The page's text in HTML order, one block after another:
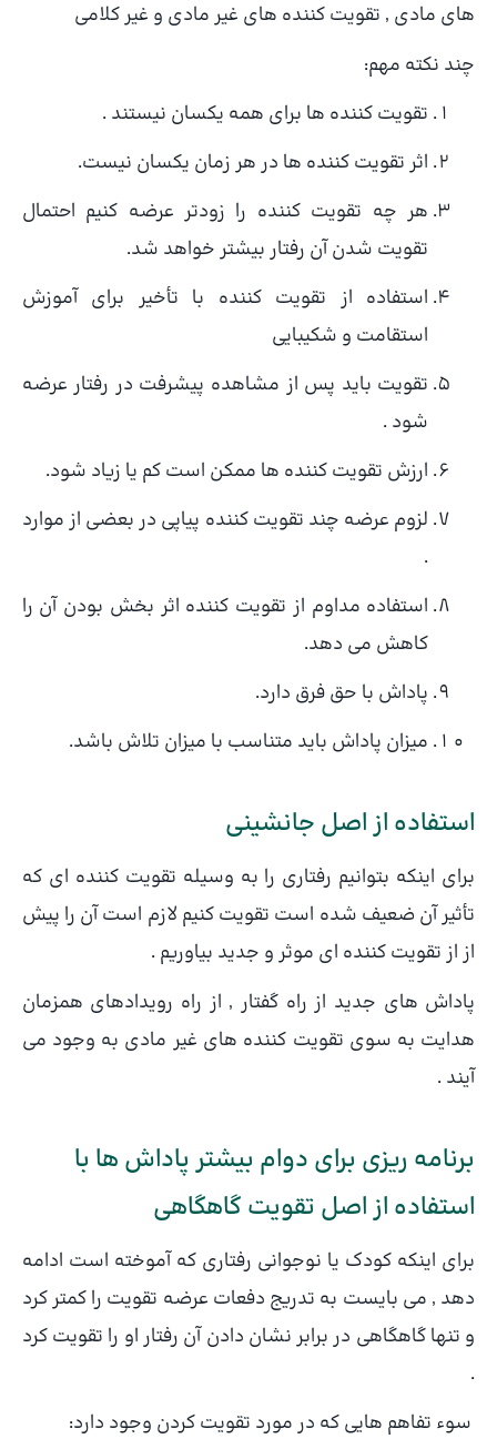
های مادی , تقویت کننده های غیر مادی و غیر کلامی
چند نکته مهم:
تقویت کننده ها برای همه یکسان نیستند .
اثر تقویت کننده ها در هر زمان یکسان نیست.
هر چه تقویت کننده را زودتر عرضه کنیم احتمال
تقویت شدن آن رفتار بیشتر خواهد شد.
استفاده از تقویت کننده با تأخیر برای آموزش
استقامت و شکیبایی
تقویت باید پس از مشاهده پیشرفت در رفتار عرضه
شود .
ارزش تقویت کننده ها ممکن است کم یا زیاد شود.
لزوم عرضه چند تقویت کننده پیاپی در بعضی از موارد
.
استفاده مداوم از تقویت کننده اثر بخش بودن آن را
کاهش می دهد.
پاداش با حق فرق دارد.
میزان پاداش باید متناسب با میزان تلاش باشد.
استفاده از اصل جانشینی
برای اینکه بتوانیم رفتاری را به وسیله تقویت کننده ای که
تأثیر آن ضعیف شده است تقویت کنیم لازم است آن را پیش
از از تقویت کننده ای موثر و جدید بیاوریم .
پاداش های جدید از راه گفتار , از راه رویدادهای همزمان
هدایت به سوی تقویت کننده های غیر مادی به وجود می
آیند .
برنامه ریزی برای دوام بیشتر پاداش ها با
استفاده از اصل تقویت گاهگاهی
برای اینکه کودک یا نوجوانی رفتاری که آموخته است ادامه
دهد , می بایست به تدریج دفعات عرضه تقویت را کمتر کرد
و تنها گاهگاهی در برابر نشان دادن آن رفتار او را تقویت کرد
.
سوء تفاهم هایی که در مورد تقویت کردن وجود دارد: